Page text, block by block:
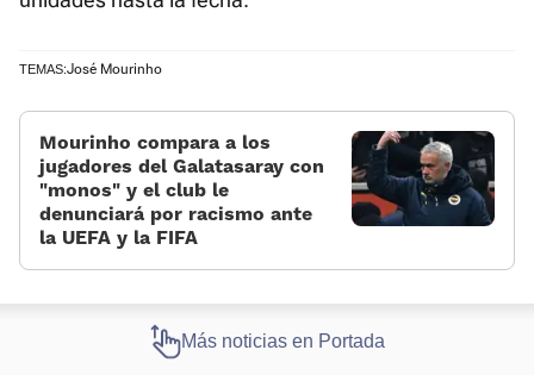
TEMAS:José Mourinho
Mourinho compara a los
jugadores del Galatasaray con
«monos» y el club le
denunciará por racismo ante
la UEFA y la FIFA
Más noticias en Portada